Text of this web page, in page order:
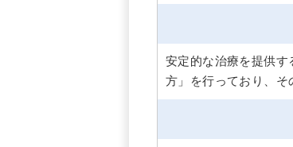
安定的な治療を提供
方」を行っており、そ